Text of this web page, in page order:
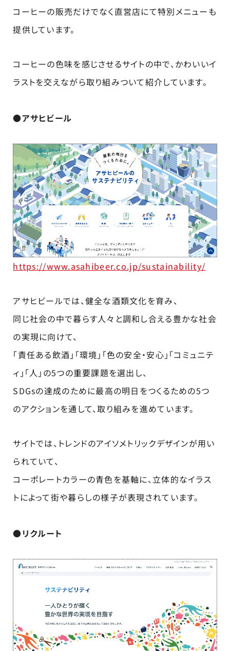
コーヒーの販売だけでなく直営店にて特別メニューも
提供しています。
コーヒーの色味を感じさせるサイトの中で、かわいいイ
ラストを交えながら取り組みついて紹介しています。
●アサヒビール
https://www.asahibeer.co.jp/sustainability/
アサヒビールでは、健全な酒類文化を育み、
同じ社会の中で暮らす人々と調和し合える豊かな社会
の実現に向けて、
「責任ある飲酒」「環境」「色の安全・安心」「コミュニテ
ィ」「人」の5つの重要課題を選出し、
SDGsの達成のために最高の明日をつくるための5つ
のアクションを通して、取り組みを進めています。
サイトでは、トレンドのアイソメトリックデザインが用い
られていて、
コーポレートカラーの青色を基軸に、立体的なイラス
トによって街や暮らしの様子が表現されています。
●リクルート